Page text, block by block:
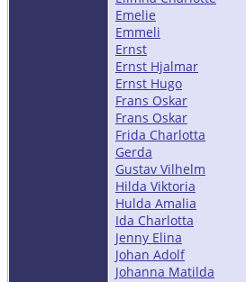
Emelie
Emmeli
Ernst
Ernst Hjalmar
Ernst Hugo
Frans Oskar
Frans Oskar
Frida Charlotta
Gerda
Gustav Vilhelm
Hilda Viktoria
Hulda Amalia
Ida Charlotta
Jenny Elina
Johan Adolf
Johanna Matilda